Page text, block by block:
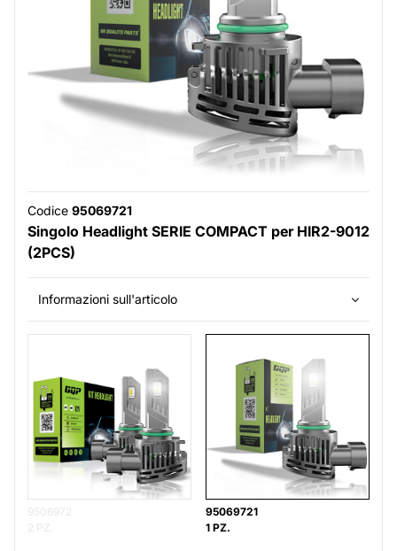
Codice 95069721
Singolo Headlight SERIE COMPACT per HIR2-9012
(2PCS)
Informazioni sull'articolo
9506972
2 PZ.
95069721
1 PZ.